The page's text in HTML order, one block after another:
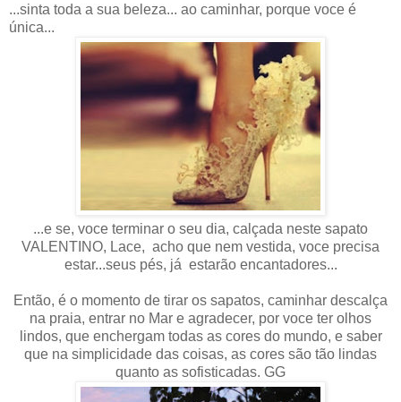
...sinta toda a sua beleza... ao caminhar, porque voce é
única...
...e se, voce terminar o seu dia, calçada neste sapato
VALENTINO, Lace, acho que nem vestida, voce precisa
estar...seus pés, já estarão encantadores...
Então, é o momento de tirar os sapatos, caminhar descalça
na praia, entrar no Mar e agradecer, por voce ter olhos
lindos, que enchergam todas as cores do mundo, e saber
que na simplicidade das coisas, as cores são tão lindas
quanto as sofisticadas. GG